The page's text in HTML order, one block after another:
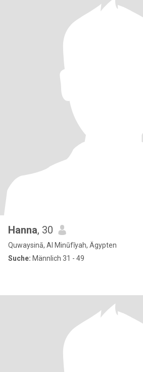
Hanna, 30
Quwaysinā, Al Minūfīyah, Ägypten
Suche: Männlich 31 - 49